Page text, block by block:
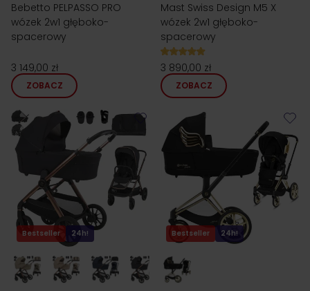
Bebetto PELPASSO PRO
wózek 2w1 głęboko-
spacerowy
3 149,00 zł
ZOBACZ
Mast Swiss Design M5 X
wózek 2w1 głęboko-
spacerowy
3 890,00 zł
ZOBACZ
Bestseller 24h! Bestseller 24h!